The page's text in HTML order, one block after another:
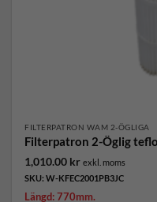
FILTERPATRON WAM 2-ÖGLIGA
Filterpatron 2-Öglig
1,010.00 kr exkl. moms
SKU: W-KFEC2001PB3JC
Längd: 770mm.